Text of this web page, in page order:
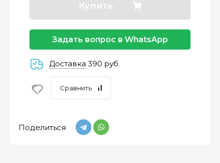
Купить
Задать вопрос в WhatsApp
Доставка 390 руб.
Сравнить
Поделиться